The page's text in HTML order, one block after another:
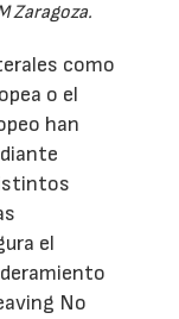
Zaragoza.
como
o el
han
el
No